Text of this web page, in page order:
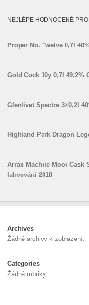
NEJLÉPE HODNOCENÉ
Proper No. Twelve 0,7l 40%
Gold Cock 10y 0,7l 49,2%
Glenlivet Spectra 3×0,2l
Highland Park Dragon
Arran Machrie Moor Cask
lahvování 2018
Archives
Žádné archivy k zobrazení.
Categories
Žádné rubriky